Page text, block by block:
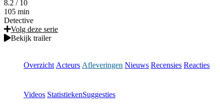
8.2 / 10
105 min
Detective
Volg deze serie
Bekijk trailer
Overzicht Acteurs Afleveringen Nieuws Recensies Reacties
Videos StatistiekenSuggesties